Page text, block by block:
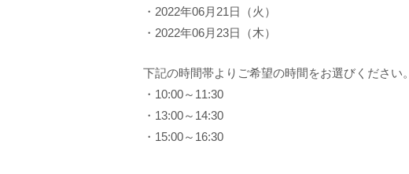
・2022年06月21日（火）
・2022年06月23日（木）
下記の時間帯よりご希望の時間をお選びください。
・10:00～11:30
・13:00～14:30
・15:00～16:30